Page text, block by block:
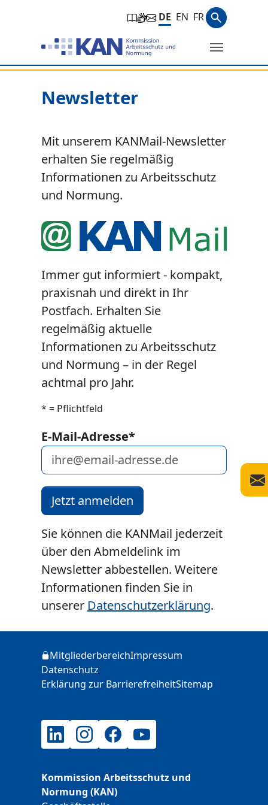
DE EN FR
Suche
Newsletter
Mit unserem KANMail-Newsletter
erhalten Sie regelmäßig
Informationen zu Arbeitsschutz
und Normung.
Immer gut informiert - kompakt,
praxisnah und direkt in Ihr
Postfach. Erhalten Sie
regelmäßig aktuelle
Informationen zu Arbeitsschutz
und Normung – in der Regel
achtmal pro Jahr.
* = Pflichtfeld
E-Mail-Adresse*
Jetzt anmelden
Sie können die KANMail jederzeit
über den Abmeldelink im
Newsletter abbestellen. Weitere
Informationen finden Sie in
unserer Datenschutzerklärung.
Login
MitgliederbereichImpressum
Datenschutz
Erklärung zur BarrierefreiheitSitemap
LinkedInInstagramFacebookYouTube
Kommission Arbeitsschutz und
Normung (KAN)